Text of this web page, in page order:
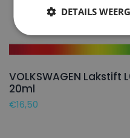
VOLKSWAGEN Lakstift
20ml
€16,50
DETAILS